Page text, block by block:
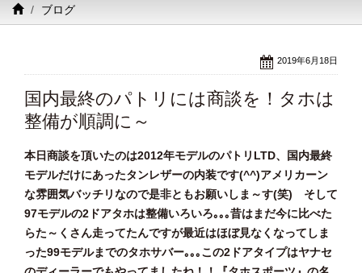
ブログ
2019年6月18日
国内最終のパトリには商談を！タホは
整備が順調に～
本日商談を頂いたのは2012年モデルのパトリLTD、国内最終
モデルだけにあったタンレザーの内装です(^^)アメリカーン
な雰囲気バッチリなので是非ともお願いしま～す(笑) そして
97モデルの2ドアタホは整備いろいろ｡｡｡昔はまだ今に比べた
らた～くさん走ってたんですが最近はほぼ見なくなってしま
った99モデルまでのタホサバー｡｡｡この2ドアタイプはヤナセ